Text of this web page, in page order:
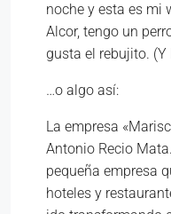
noche y esta es mi
Alcor, tengo un
gusta el rebujito.
…o algo así:
La empresa
Antonio Recio
pequeña empresa
hoteles y